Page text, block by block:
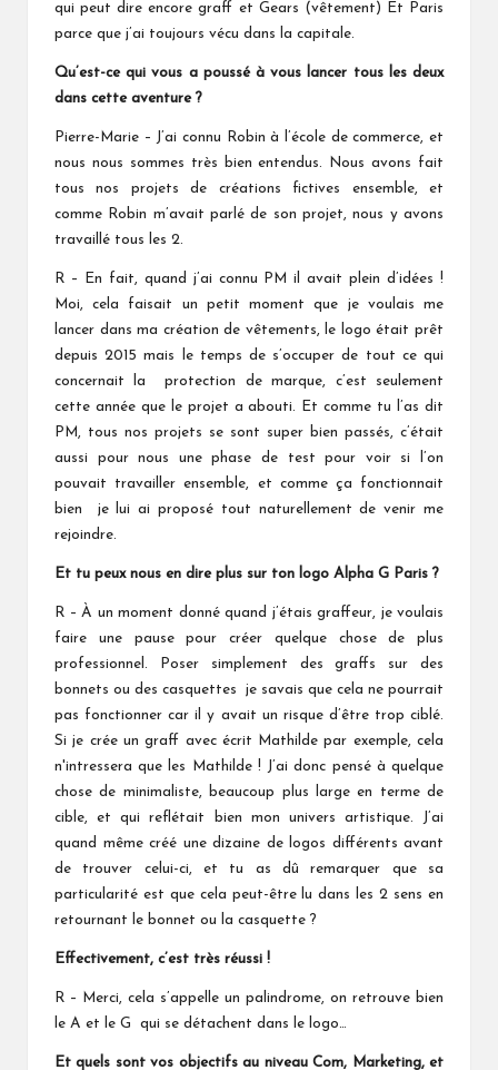
qui peut dire encore graff et Gears (vêtement) Et Paris
parce que j’ai toujours vécu dans la capitale.
Qu’est-ce qui vous a poussé à vous lancer tous les deux
dans cette aventure ?
Pierre-Marie – J’ai connu Robin à l’école de commerce, et
nous nous sommes très bien entendus. Nous avons fait
tous nos projets de créations fictives ensemble, et
comme Robin m’avait parlé de son projet, nous y avons
travaillé tous les 2.
R – En fait, quand j’ai connu PM il avait plein d’idées !
Moi, cela faisait un petit moment que je voulais me
lancer dans ma création de vêtements, le logo était prêt
depuis 2015 mais le temps de s’occuper de tout ce qui
concernait la protection de marque, c’est seulement
cette année que le projet a abouti. Et comme tu l’as dit
PM, tous nos projets se sont super bien passés, c’était
aussi pour nous une phase de test pour voir si l’on
pouvait travailler ensemble, et comme ça fonctionnait
bien je lui ai proposé tout naturellement de venir me
rejoindre.
Et tu peux nous en dire plus sur ton logo Alpha G Paris ?
R – À un moment donné quand j’étais graffeur, je voulais
faire une pause pour créer quelque chose de plus
professionnel. Poser simplement des graffs sur des
bonnets ou des casquettes je savais que cela ne pourrait
pas fonctionner car il y avait un risque d’être trop ciblé.
Si je crée un graff avec écrit Mathilde par exemple, cela
n'intressera que les Mathilde ! J’ai donc pensé à quelque
chose de minimaliste, beaucoup plus large en terme de
cible, et qui reflétait bien mon univers artistique. J’ai
quand même créé une dizaine de logos différents avant
de trouver celui-ci, et tu as dû remarquer que sa
particularité est que cela peut-être lu dans les 2 sens en
retournant le bonnet ou la casquette ?
Effectivement, c’est très réussi !
R – Merci, cela s’appelle un palindrome, on retrouve bien
le A et le G qui se détachent dans le logo…
Et quels sont vos objectifs au niveau Com, Marketing, et